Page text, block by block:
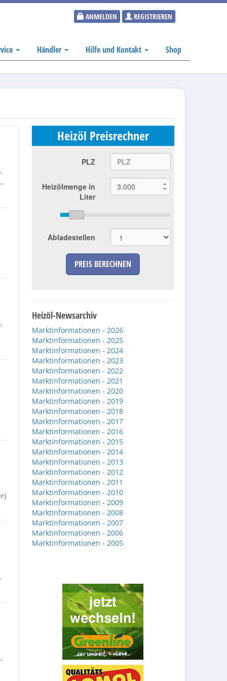
ANMELDEN REGISTRIEREN
Händler Hilfe und Kontakt Shop
Heizöl Preisrechner
PLZ
Heizölmenge in
Liter
Abladestellen
PREIS BERECHNEN
Heizöl-Newsarchiv
Marktinformationen - 2026
Marktinformationen - 2025
Marktinformationen - 2024
Marktinformationen - 2023
Marktinformationen - 2022
Marktinformationen - 2021
Marktinformationen - 2020
Marktinformationen - 2019
Marktinformationen - 2018
Marktinformationen - 2017
Marktinformationen - 2016
Marktinformationen - 2015
Marktinformationen - 2014
Marktinformationen - 2013
Marktinformationen - 2012
Marktinformationen - 2011
Marktinformationen - 2010
Marktinformationen - 2009
Marktinformationen - 2008
Marktinformationen - 2007
Marktinformationen - 2006
Marktinformationen - 2005